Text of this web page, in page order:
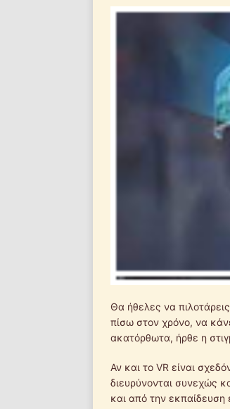
Θα ήθελες να
πίσω στον χρόνο, να
ακατόρθωτα, ήρθε η
Αν και το VR είναι
διευρύνονται συνεχώς
και από την εκπαίδευση